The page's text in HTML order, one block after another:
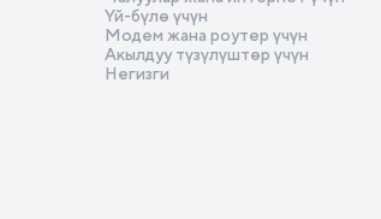
Үй-бүлө үчүн
Модем жана роутер үчүн
Акылдуу түзүлүштөр үчүн
Негизги